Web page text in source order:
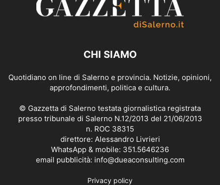
CHI SIAMO
Quotidiano on line di Salerno e provincia. Notizie, opinioni,
approfondimenti, politica e cultura.
© Gazzetta di Salerno testata giornalistica registrata
presso tribunale di Salerno N.12/2013 del 21/06/2013
n. ROC 38315
direttore: Alessandro Livrieri
WhatsApp & mobile: 351.5646236
email pubblicità: info@dueaconsulting.com
Privacy policy